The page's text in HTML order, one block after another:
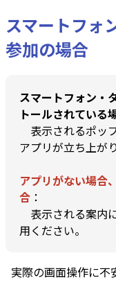
スマートフォ
参加の場合
スマートフォン・
トールされている
表示されるポッ
アプリが立ち上が
アプリがない場合
合 ：
表示される案内
用ください。
実際の画面操作に不